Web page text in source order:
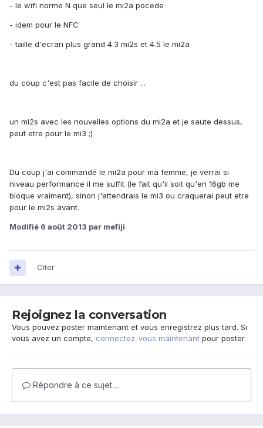
- le wifi norme N que seul le mi2a pocede
- idem pour le NFC
- taille d'ecran plus grand 4.3 mi2s et 4.5 le mi2a
du coup c'est pas facile de choisir ...
un mi2s avec les nouvelles options du mi2a et je saute dessus,
peut etre pour le mi3 ;)
Du coup j'ai commandé le mi2a pour ma femme, je verrai si
niveau performance il me suffit (le fait qu'il soit qu'en 16gb me
bloque vraiment), sinon j'attendrais le mi3 ou craquerai peut etre
pour le mi2s avant.
Modifié 6 août 2013 par mefiji
Citer
Rejoignez la conversation
Vous pouvez poster maintenant et vous enregistrez plus tard. Si
vous avez un compte, connectez-vous maintenant pour poster.
Répondre à ce sujet…